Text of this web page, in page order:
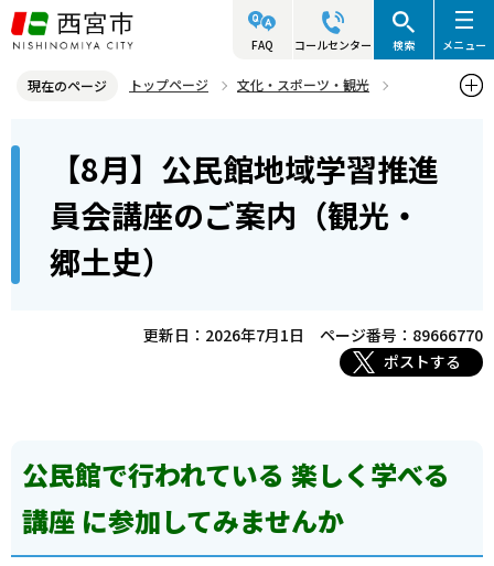
こ
の
ジ
す
FAQ コールセンター 検索 メニュー
現在のページ トップページ
文化・スポーツ・観光
【8月】公民館地域学習推進員会講座のご案内（観光・郷土史）
ら
【8月】公民館地域学習推進
員会講座のご案内（観光・
郷土史）
更新日：2026年7月1日
ページ番号：89666770
ポストする
公民館で行われている 楽しく学べる
講座 に参加してみませんか